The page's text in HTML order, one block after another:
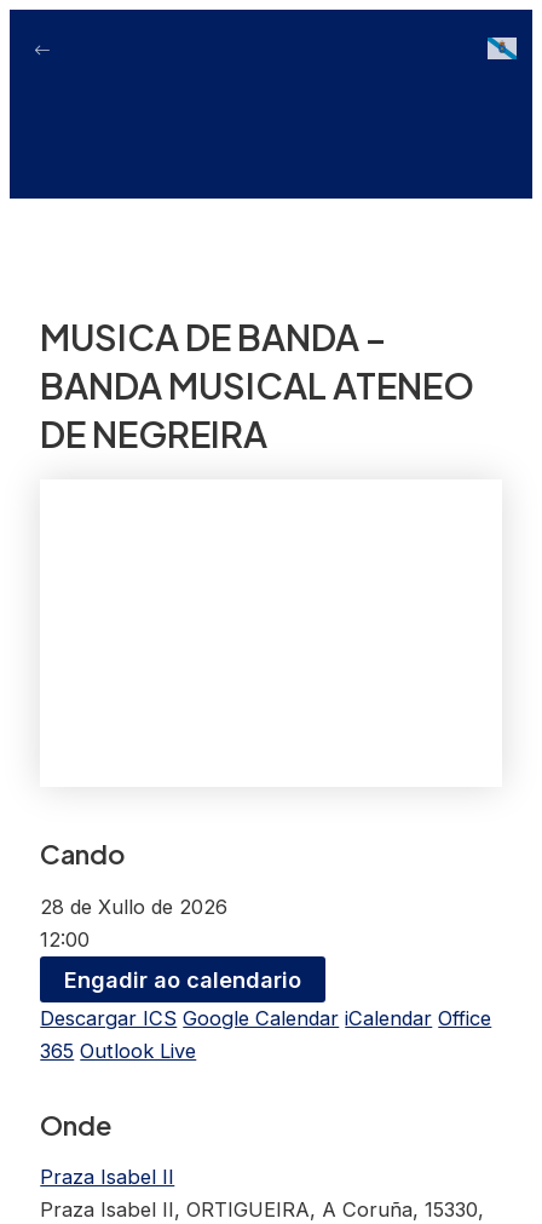
MUSICA DE BANDA –
BANDA MUSICAL ATENEO
DE NEGREIRA
Cando
28 de Xullo de 2026
12:00
Engadir ao calendario
Descargar ICS Google Calendar iCalendar Office
365 Outlook Live
Onde
Praza Isabel II
Praza Isabel II, ORTIGUEIRA, A Coruña, 15330,